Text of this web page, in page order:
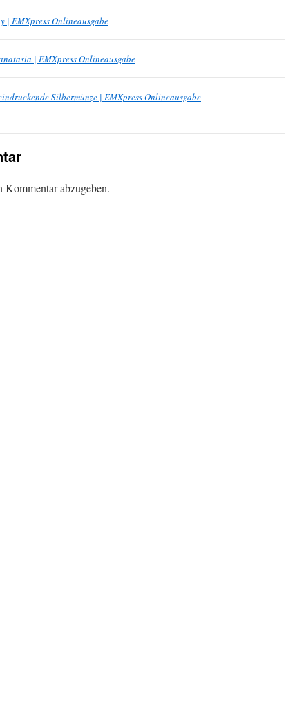
| EMXpress Onlineausgabe
| EMXpress Onlineausgabe
Silbermünze | EMXpress Onlineausgabe
Kommentar abzugeben.